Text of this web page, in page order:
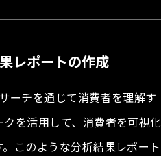
レポートの作成
ーチを通じて消費者を理解す
を活用して、消費者を可視化
このような分析結果レポート